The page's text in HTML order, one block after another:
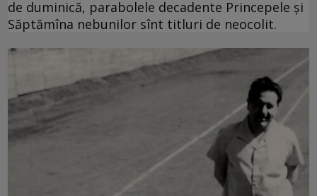
de duminică, parabolele decadente Princepele și
Săptămîna nebunilor sînt titluri de neocolit.